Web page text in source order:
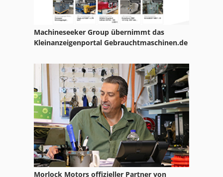
Machineseeker Group übernimmt das
Kleinanzeigenportal Gebrauchtmaschinen.de
Morlock Motors offizieller Partner von